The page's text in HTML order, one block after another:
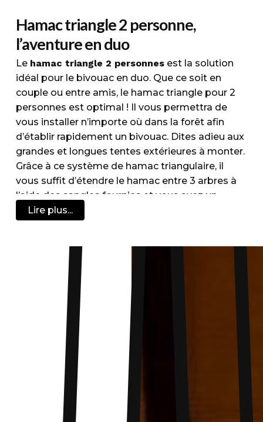
Hamac triangle 2 personne,
l’aventure en duo
Le hamac triangle 2 personnesest la solution
idéal pour le bivouac en duo. Que ce soit en
couple ou entre amis, le hamac triangle pour 2
personnes est optimal ! Il vous permettra de
vous installer n’importe où dans la forêt afin
d’établir rapidement un bivouac. Dites adieu aux
grandes et longues tentes extérieures à monter.
Grâce à ce système de hamac triangulaire, il
vous suffit d’étendre le hamac entre 3 arbres à
l’aide des sangles fournies et vous avez un
campement pour la nuit.
rampants qui peuvent vous atteindre dans un
camp classique. Grâce au camping suspendu,
vous êtes à l’abri. Le système distinct de fixation
du hamac à 3 points offre une base solide et
tendue pour le hamac. Que vous dormiez à
l’avant, à l’arrière ou sur le côté du hamac de
camping, vous dormirez de la manière la plus
confortables. Chaque tente de camping est
renforcée par notre système de ceinture anti-
dumping distinct afin de produire un
emplacement de couchage séparé pour chaque
personne et d’éviter de tomber du hamac, un
Lire plus...